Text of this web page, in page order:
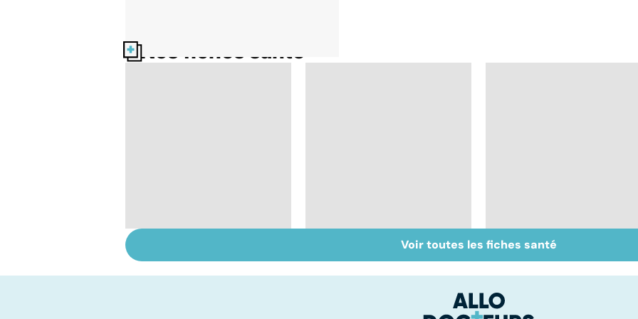
Nos fiches santé
infections
Tout savoir sur les
maux du froid
Tout savoir sur le
virus de la grippe
Voir toutes les fiches santé